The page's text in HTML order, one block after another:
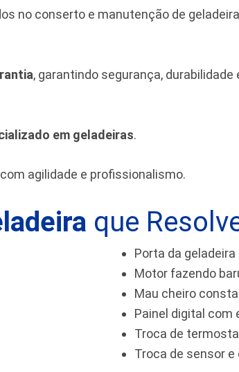
no conserto e manutenção de
, garantindo segurança,
em geladeiras.
com agilidade e profissionalismo.
que
Porta da
Motor fazendo
Mau cheiro
Painel digital com
Troca de
Troca de sensor